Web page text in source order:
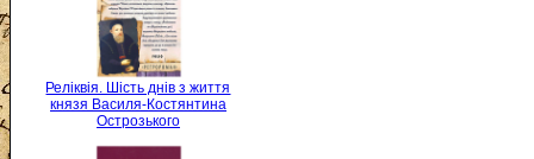
Реліквія. Шість днів з життя
князя Василя-Костянтина
Острозького